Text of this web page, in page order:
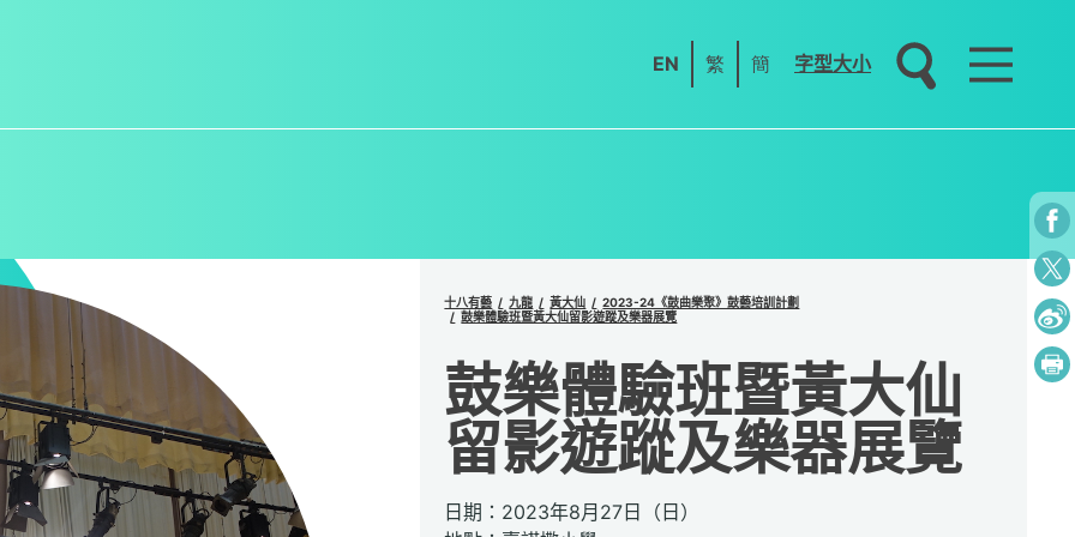
EN 繁 簡 字型大小
十八有藝 九龍 黃大仙
2023-24《鼓曲樂聚》鼓藝培訓計劃
鼓樂體驗班暨黃大仙留影遊蹤及樂器展覽
鼓樂體驗班暨黃大仙
留影遊蹤及樂器展覽
日期：2023年8月27日（日）